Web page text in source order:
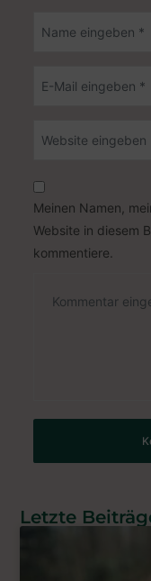
Meinen Namen,
Website in diesem
kommentiere.
Letzte